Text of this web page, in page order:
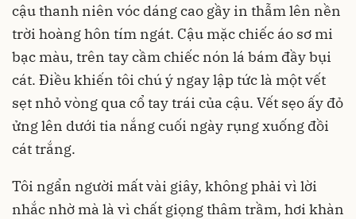
cậu thanh niên vóc dáng cao gầy in thẫm lên nền
trời hoàng hôn tím ngát. Cậu mặc chiếc áo sơ mi
bạc màu, trên tay cầm chiếc nón lá bám đầy bụi
cát. Điều khiến tôi chú ý ngay lập tức là một vết
sẹt nhỏ vòng qua cổ tay trái của cậu. Vết sẹo ấy đỏ
ửng lên dưới tia nắng cuối ngày rụng xuống đồi
cát trắng.
Tôi ngẩn người mất vài giây, không phải vì lời
nhắc nhờ mà là vì chất giọng thâm trầm, hơi khàn